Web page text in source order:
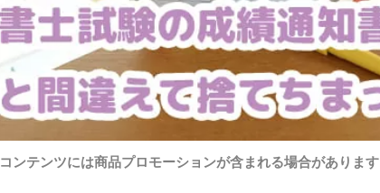
ンテンツには商品プロモーションが含まれる場合があります